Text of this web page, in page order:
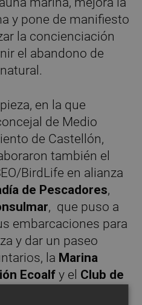
y pone de manifiesto
la concienciación
el abandono de
en la que
de Medio
de Castellón,
también el
BirdLife en alianza
de Pescadores,
, que puso a
embarcaciones para
y dar un paseo
la Marina
Ecoalf y el Club de
Escorpa